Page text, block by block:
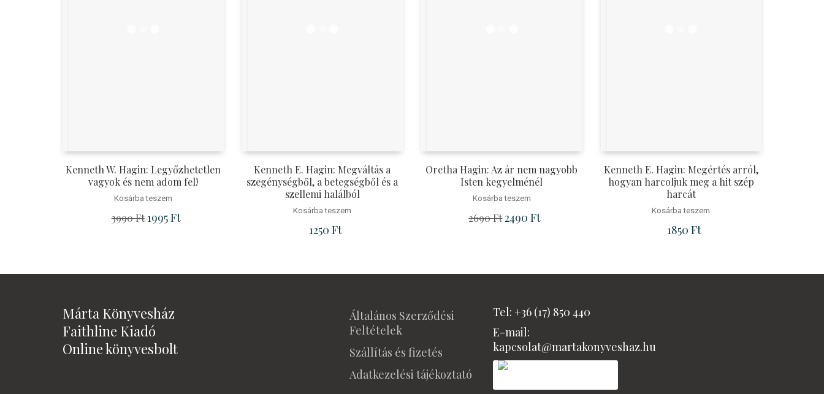
Kenneth W. Hagin: Legyőzhetetlen
vagyok és nem adom fel!
Kosárba teszem
3990Ft Original price was: 3990 Ft.
1995FtCurrent price is: 1995 Ft.
Kenneth E. Hagin: Megváltás a
szegénységből, a betegségből és a
szellemi halálból
Kosárba teszem
1250 Ft
Oretha Hagin: Az ár nem nagyobb
Isten kegyelménél
Kosárba teszem
2690FtOriginal price was: 2690 Ft.
2490FtCurrent price is: 2490 Ft.
Kenneth E. Hagin: Megértés arról,
hogyan harcoljuk meg a hit szép
harcát
Kosárba teszem
1850 Ft
Márta Könyvesház
Faithline Kiadó
Online könyvesbolt
Általános Szerződési
Feltételek
Szállítás és fizetés
Adatkezelési tájékoztató
Tel: +36 (17) 850 440
E-mail:
kapcsolat@martakonyveshaz.hu